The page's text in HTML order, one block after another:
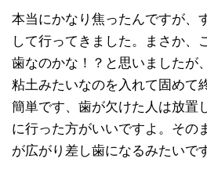
本当にかなり焦ったんですが、
して行ってきました。まさか、
歯なのかな！？と思いましたが
粘土みたいなのを入れて固めて
簡単です、歯が欠けた人は放置
に行った方がいいですよ。その
が広がり差し歯になるみたいで